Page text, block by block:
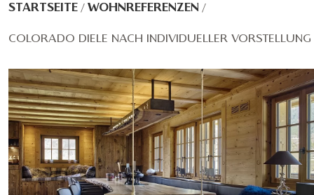
STARTSEITE / WOHNREFERENZEN /
COLORADO DIELE NACH INDIVIDUELLER VORSTELLUNG